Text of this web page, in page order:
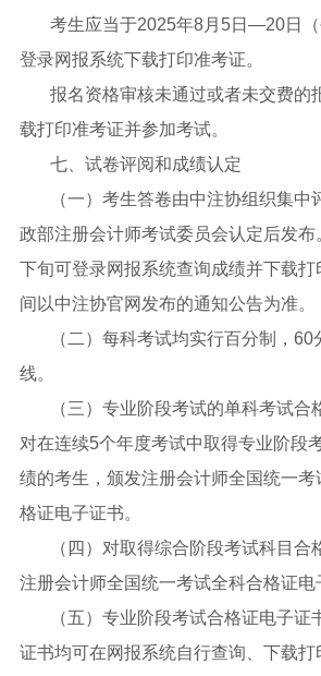
考生应当于2025年8月5日—20日（
登录网报系统下载打印准考证。
报名资格审核未通过或者未交费的
载打印准考证并参加考试。
七、试卷评阅和成绩认定
（一）考生答卷由中注协组织集
政部注册会计师考试委员会认定后发布
下旬可登录网报系统查询成绩并下载
间以中注协官网发布的通知公告为准。
（二）每科考试均实行百分制，
线。
（三）专业阶段考试的单科考试合
对在连续5个年度考试中取得专业阶段
绩的考生，颁发注册会计师全国统一考
格证电子证书。
（四）对取得综合阶段考试科目
注册会计师全国统一考试全科合格证电
（五）专业阶段考试合格证电子证
证书均可在网报系统自行查询、下载打